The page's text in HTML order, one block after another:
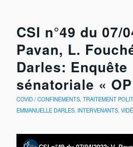
CSI n°49 du 07/
Pavan, L.
Darles: Enquête
sénatoriale «
COVID / CONFINEMENTS, TRAITEMENT
EMMANUELLE DARLES, INTERVENANTS,